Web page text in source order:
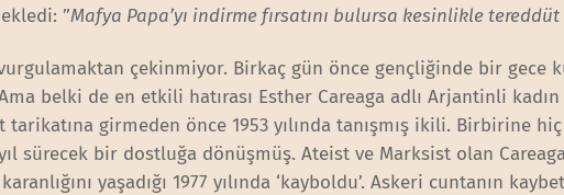
”Mafya Papa’yı indirme fırsatını bulursa kesinlikle tereddüt
çekinmiyor. Birkaç gün önce gençliğinde bir gece
Ama belki de en etkili hatırası Esther Careaga adlı Arjantinli
tarikatına girmeden önce 1953 yılında tanışmış ikili. Birbirine
sürecek bir dostluğa dönüşmüş. Ateist ve Marksist olan
yaşadığı 1977 yılında ‘kayboldu’. Askeri cuntanın